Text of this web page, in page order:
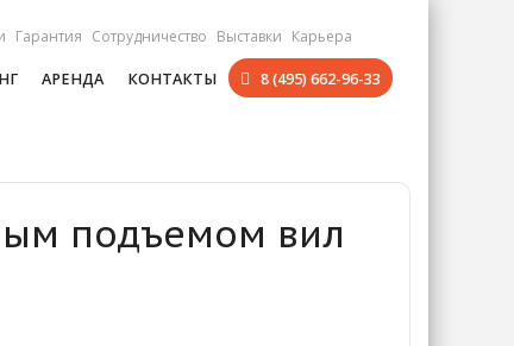
Гарантия Сотрудничество Выставки Карьера
АРЕНДА КОНТАКТЫ 8 (495) 662-96-33
подъемом вил